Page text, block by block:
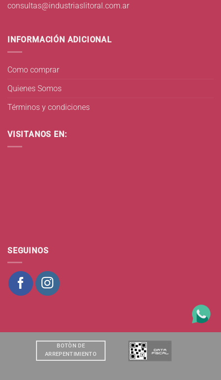
consultas@industriaslitoral.com.ar
INFORMACIÓN ADICIONAL
Como comprar
Quienes Somos
Términos y condiciones
VISITANOS EN:
SEGUINOS
BOTÒN DE
ARREPENTIMIENTO